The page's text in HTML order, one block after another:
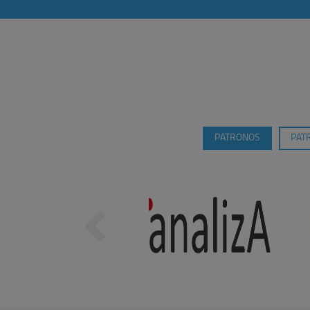
PATRONOS